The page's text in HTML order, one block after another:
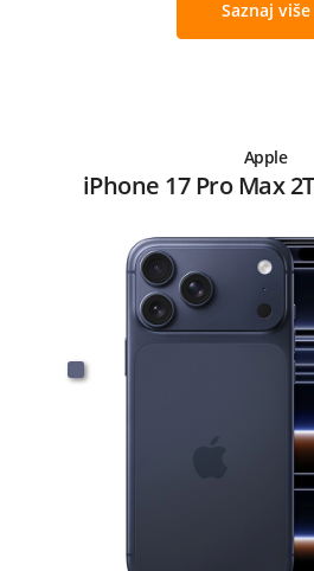
Saznaj više
Apple
iPhone 17 Pro Max